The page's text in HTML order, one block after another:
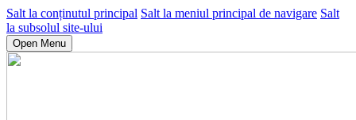
Salt la conținutul principal Salt la meniul principal de navigare Salt
la subsolul site-ului
Open Menu